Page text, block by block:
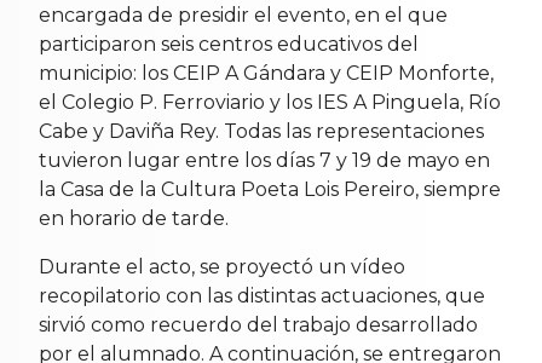
encargada de presidir el evento, en el que
participaron seis centros educativos del
municipio: los CEIP A Gándara y CEIP Monforte,
el Colegio P. Ferroviario y los IES A Pinguela, Río
Cabe y Daviña Rey. Todas las representaciones
tuvieron lugar entre los días 7 y 19 de mayo en
la Casa de la Cultura Poeta Lois Pereiro, siempre
en horario de tarde.
Durante el acto, se proyectó un vídeo
recopilatorio con las distintas actuaciones, que
sirvió como recuerdo del trabajo desarrollado
por el alumnado. A continuación, se entregaron